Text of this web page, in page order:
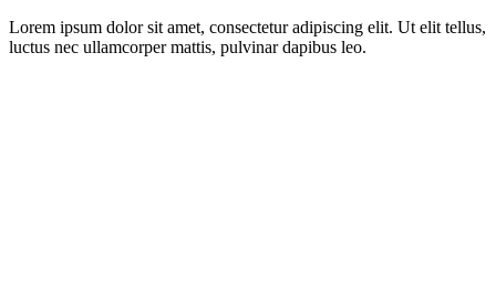
Lorem ipsum dolor sit amet, consectetur adipiscing elit. Ut elit tellus,
luctus nec ullamcorper mattis, pulvinar dapibus leo.